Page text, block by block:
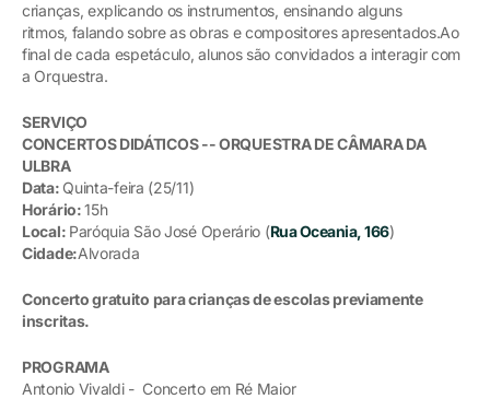
crianças, explicando os instrumentos, ensinando alguns
ritmos, falando sobre as obras e compositores apresentados.Ao
final de cada espetáculo, alunos são convidados a interagir com
a Orquestra.
SERVIÇO
CONCERTOS DIDÁTICOS -- ORQUESTRA DE CÂMARA DA
ULBRA
Data: Quinta-feira (25/11)
Horário:15h
Local: Paróquia São José Operário (Rua Oceania, 166)
Cidade:Alvorada
Concerto gratuito para crianças de escolas previamente
inscritas.
PROGRAMA
Antonio Vivaldi - Concerto em Ré Maior